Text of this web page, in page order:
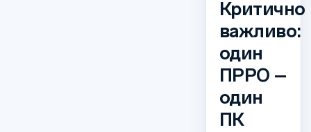
Критично
важливо:
один
ПРРО –
один
ПК